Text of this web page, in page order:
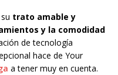
trato amable y
y la comodidad
de tecnología
hace de Your
a tener muy en cuenta.